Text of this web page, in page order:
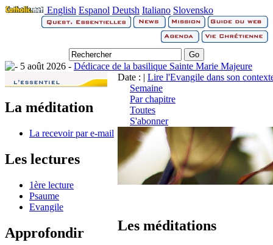
English Espanol Deutsh Italiano Slovensko
5 août 2026 - Dédicace de la basilique Sainte Marie Majeure
La méditation
La recevoir par e-mail
Les lectures
1ère lecture
Psaume
Evangile
Approfondir
Date : | Lire l'Evangile dans son
Semaine
Par chapitre
Toutes
S'abonner
Les méditations